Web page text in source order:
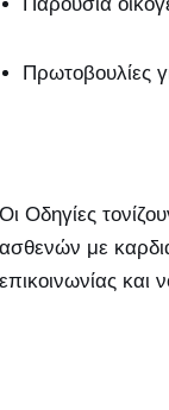
Παρουσία
Πρωτοβουλίες
Οι Οδηγίες
ασθενών με
επικοινωνίας και